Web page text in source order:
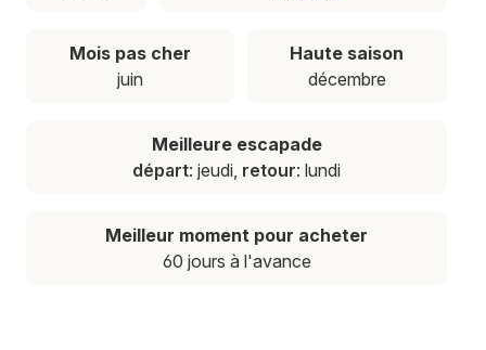
Mois pas cher
juin
Haute saison
décembre
Meilleure escapade
départ: jeudi, retour: lundi
Meilleur moment pour acheter
60 jours à l'avance